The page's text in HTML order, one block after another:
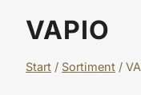
VAPIO
Start / Sortiment /